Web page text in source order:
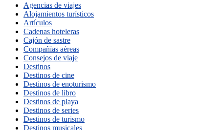
Agencias de viajes
Alojamientos turísticos
Artículos
Cadenas hoteleras
Cajón de sastre
Compañías aéreas
Consejos de viaje
Destinos
Destinos de cine
Destinos de enoturismo
Destinos de libro
Destinos de playa
Destinos de series
Destinos de turismo
Destinos musicales